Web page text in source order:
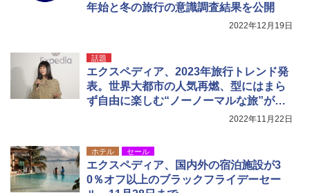
年始と冬の旅行の意識調査結果を公開
2022年12月19日
話題
エクスペディア、2023年旅行トレンド発
表。世界大都市の人気再燃、型にはまら
ず自由に楽しむ“ノーノーマルな旅”が主
2022年11月22日
ホテル セール
エクスペディア、国内外の宿泊施設が3
0％オフ以上のブラックフライデーセー